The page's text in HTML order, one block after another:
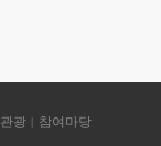
광 참여마당